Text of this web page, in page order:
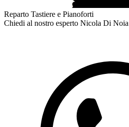
Reparto Tastiere e Pianoforti
Chiedi al nostro esperto Nicola Di Noia